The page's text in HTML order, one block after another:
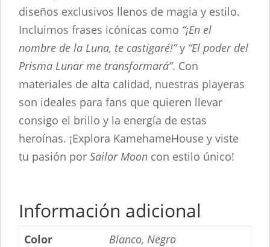
diseños exclusivos llenos de magia y estilo.
Incluimos frases icónicas como “¡En el
nombre de la Luna, te castigaré!”y “El poder del
Prisma Lunar me transformará”. Con
materiales de alta calidad, nuestras playeras
son ideales para fans que quieren llevar
consigo el brillo y la energía de estas
heroínas. ¡Explora KamehameHouse y viste
tu pasión por Sailor Moon con estilo único!
Información adicional
Color
Blanco, Negro